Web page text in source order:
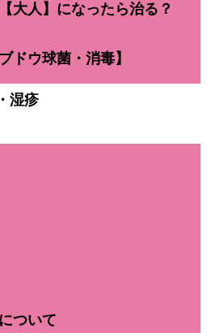
大人】になったら治る？
ドウ球菌・消毒】
湿疹
ついて